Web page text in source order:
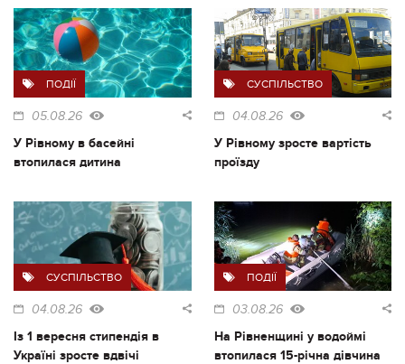
ПОДІЇ
05.08.26
У Рівному в басейні
втопилася дитина
СУСПІЛЬСТВО
04.08.26
У Рівному зросте вартість
проїзду
СУСПІЛЬСТВО
04.08.26
Із 1 вересня стипендія в
Україні зросте вдвічі
ПОДІЇ
03.08.26
На Рівненщині у водоймі
втопилася 15-річна дівчина